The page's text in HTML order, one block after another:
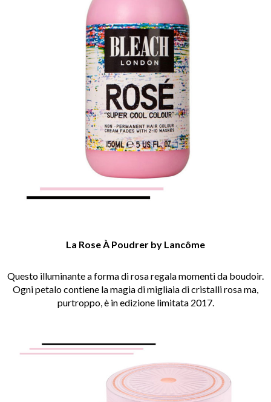
La Rose À Poudrer by Lancôme
Questo illuminante a forma di rosa regala momenti da boudoir.
Ogni petalo contiene la magia di migliaia di cristalli rosa ma,
purtroppo, è in edizione limitata 2017.